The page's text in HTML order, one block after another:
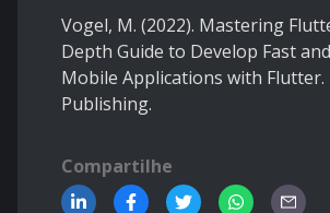
Vogel, M. (2022). Mastering
Depth Guide to Develop Fast
Mobile Applications with Flutter.
Publishing.
Compartilhe